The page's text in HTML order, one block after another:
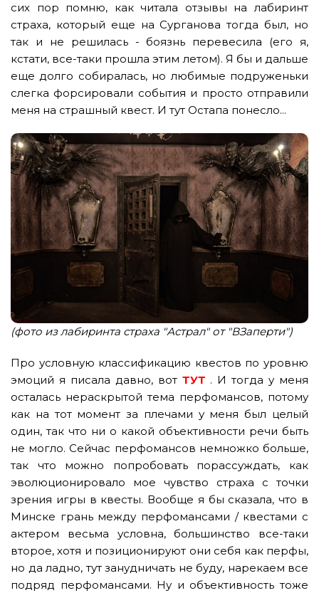
сих пор помню, как читала отзывы на лабиринт
страха, который еще на Сурганова тогда был, но
так и не решилась - боязнь перевесила (его я,
кстати, все-таки прошла этим летом). Я бы и дальше
еще долго собиралась, но любимые подруженьки
слегка форсировали события и просто отправили
меня на страшный квест. И тут Остапа понесло...
(фото из лабиринта страха "Астрал" от "ВЗаперти")
Про условную классификацию квестов по уровню
эмоций я писала давно, вот ТУТ . И тогда у меня
осталась нераскрытой тема перфомансов, потому
как на тот момент за плечами у меня был целый
один, так что ни о какой объективности речи быть
не могло. Сейчас перфомансов немножко больше,
так что можно попробовать порассуждать, как
эволюционировало мое чувство страха с точки
зрения игры в квесты. Вообще я бы сказала, что в
Минске грань между перфомансами / квестами с
актером весьма условна, большинство все-таки
второе, хотя и позиционируют они себя как перфы,
но да ладно, тут занудничать не буду, нарекаем все
подряд перфомансами. Ну и объективность тоже